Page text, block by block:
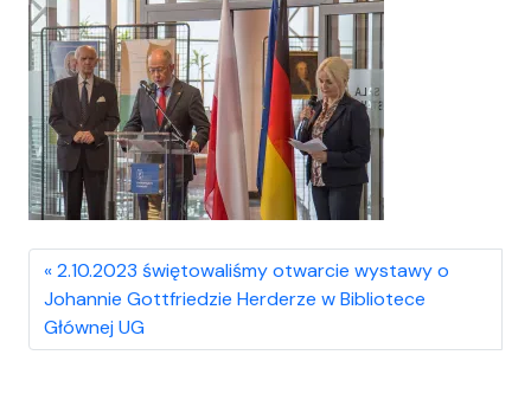
2.10.2023 świętowaliśmy otwarcie wystawy o
Johannie Gottfriedzie Herderze w Bibliotece
Głównej UG